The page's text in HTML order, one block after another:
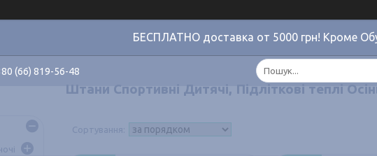
БЕСПЛАТНО доставка от 5000 грн! Кроме
(66) 819-56-48
Штани Спортивні Дитячі, Підліткові теплі